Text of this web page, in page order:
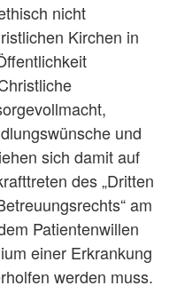
nicht
Kirchen in
und
sich damit auf
des „Dritten
am
Patientenwillen
einer Erkrankung
werden muss.